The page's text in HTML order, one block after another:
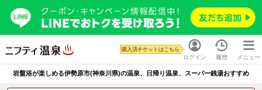
ログイン
購入済チケットはこちら
履歴 メニュー
岩盤浴が楽しめる伊勢原市(神奈川県)の温泉、日帰り温泉、スーパー銭湯おすすめ